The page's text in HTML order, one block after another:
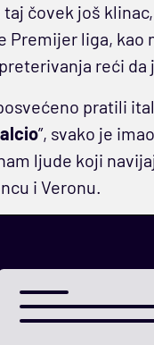
čovek još
liga, kao
reći da
pratili
”, svako je
ljude koji
i Veronu.